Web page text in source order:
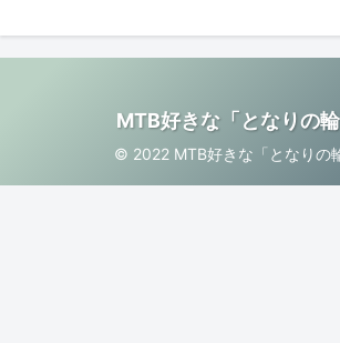
MTB好きな「となりの輪
© 2022 MTB好きな「となりの